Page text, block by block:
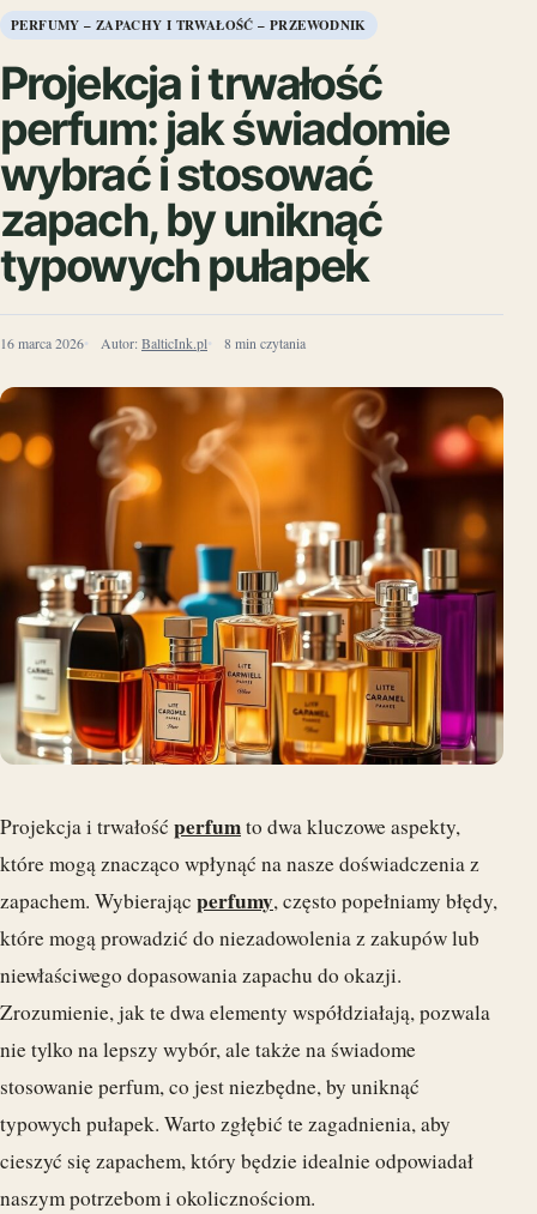
PERFUMY – ZAPACHY I TRWAŁOŚĆ – PRZEWODNIK
Projekcja i trwałość
perfum: jak świadomie
wybrać i stosować
zapach, by uniknąć
typowych pułapek
16 marca 2026 Autor: BalticInk.pl 8 min czytania
Projekcja i trwałość perfumto dwa kluczowe aspekty,
które mogą znacząco wpłynąć na nasze doświadczenia z
zapachem. Wybierając perfumy, często popełniamy błędy,
które mogą prowadzić do niezadowolenia z zakupów lub
niewłaściwego dopasowania zapachu do okazji.
Zrozumienie, jak te dwa elementy współdziałają, pozwala
nie tylko na lepszy wybór, ale także na świadome
stosowanie perfum, co jest niezbędne, by uniknąć
typowych pułapek. Warto zgłębić te zagadnienia, aby
cieszyć się zapachem, który będzie idealnie odpowiadał
naszym potrzebom i okolicznościom.